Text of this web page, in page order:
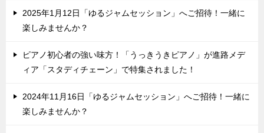
2025年1月12日「ゆるジャムセッション」へご招待！一緒に
楽しみませんか？
ピアノ初心者の強い味方！「うっきうきピアノ」が進路メデ
ィア「スタディチェーン」で特集されました！
2024年11月16日「ゆるジャムセッション」へご招待！一緒に
楽しみませんか？